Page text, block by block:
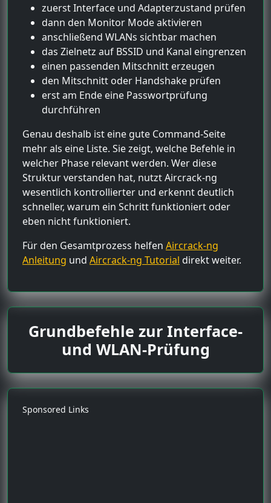
zuerst Interface und Adapterzustand prüfen
dann den Monitor Mode aktivieren
anschließend WLANs sichtbar machen
das Zielnetz auf BSSID und Kanal eingrenzen
einen passenden Mitschnitt erzeugen
den Mitschnitt oder Handshake prüfen
erst am Ende eine Passwortprüfung
durchführen
Genau deshalb ist eine gute Command-Seite
mehr als eine Liste. Sie zeigt, welche Befehle in
welcher Phase relevant werden. Wer diese
Struktur verstanden hat, nutzt Aircrack-ng
wesentlich kontrollierter und erkennt deutlich
schneller, warum ein Schritt funktioniert oder
eben nicht funktioniert.
Für den Gesamtprozess helfen Aircrack-ng
Anleitung und Aircrack-ng Tutorial direkt weiter.
Grundbefehle zur Interface-
und WLAN-Prüfung
Sponsored Links